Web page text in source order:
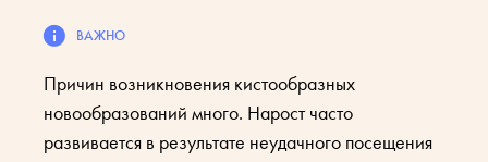
Причин возникновения кистообразных
новообразований много. Нарост часто
развивается в результате неудачного посещения